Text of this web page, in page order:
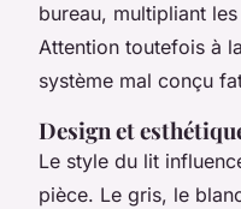
bureau, multipliant
Attention toutefois à
système mal conçu
Design et
Le style du lit
pièce. Le gris, le